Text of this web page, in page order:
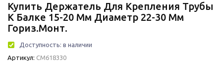
Купить Держатель Для Крепления Трубы
К Балке 15-20 Мм Диаметр 22-30 Мм
Гориз.монт.
Доступность: в наличии
Артикул: CM618330